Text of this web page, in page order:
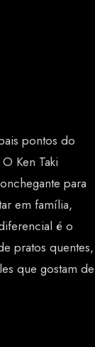
pontos do
Ken Taki
para
em família,
é o
pratos quentes,
que gostam de